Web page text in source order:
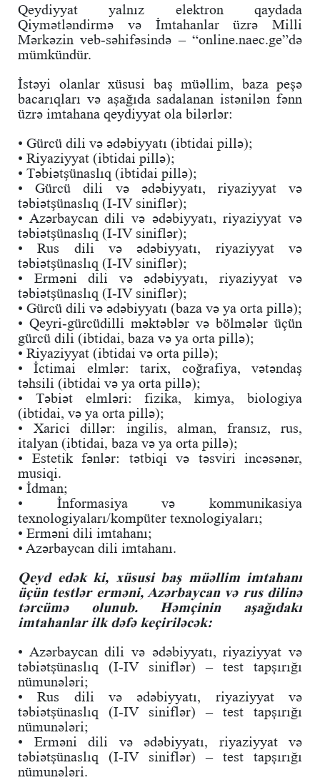
Qeydiyyat yalnız elektron qaydada
Qiymətləndirmə və İmtahanlar üzrə Milli
Mərkəzin veb-səhifəsində – “online.naec.ge”də
mümkündür.
İstəyi olanlar xüsusi baş müəllim, baza peşə
bacarıqları və aşağıda sadalanan istənilən fənn
üzrə imtahana qeydiyyat ola bilərlər:
• Gürcü dili və ədəbiyyatı (ibtidai pillə);
• Riyaziyyat (ibtidai pillə);
• Təbiətşünaslıq (ibtidai pillə);
• Gürcü dili və ədəbiyyatı, riyaziyyat və
təbiətşünaslıq (I-IV siniflər);
• Azərbaycan dili və ədəbiyyatı, riyaziyyat və
təbiətşünaslıq (I-IV siniflər);
• Rus dili və ədəbiyyatı, riyaziyyat və
təbiətşünaslıq (I-IV siniflər);
• Erməni dili və ədəbiyyatı, riyaziyyat və
təbiətşünaslıq (I-IV siniflər);
• Gürcü dili və ədəbiyyatı (baza və ya orta pillə);
• Qeyri-gürcüdilli məktəblər və bölmələr üçün
gürcü dili (ibtidai, baza və ya orta pillə);
• Riyaziyyat (ibtidai və orta pillə);
• İctimai elmlər: tarix, coğrafiya, vətəndaş
təhsili (ibtidai və ya orta pillə);
• Təbiət elmləri: fizika, kimya, biologiya
(ibtidai, və ya orta pillə);
• Xarici dillər: ingilis, alman, fransız, rus,
italyan (ibtidai, baza və ya orta pillə);
• Estetik fənlər: tətbiqi və təsviri incəsənər,
musiqi.
• İdman;
• İnformasiya və kommunikasiya
texnologiyaları/kompüter texnologiyaları;
• Erməni dili imtahanı;
• Azərbaycan dili imtahanı.
Qeyd edək ki, xüsusi baş müəllim imtahanı
üçün testlər erməni, Azərbaycan və rus dilinə
tərcümə olunub. Həmçinin aşağıdakı
imtahanlar ilk dəfə keçiriləcək:
• Azərbaycan dili və ədəbiyyatı, riyaziyyat və
təbiətşünaslıq (I-IV siniflər) – test tapşırığı
nümunələri;
• Rus dili və ədəbiyyatı, riyaziyyat və
təbiətşünaslıq (I-IV siniflər) – test tapşırığı
nümunələri;
• Erməni dili və ədəbiyyatı, riyaziyyat və
təbiətşünaslıq (I-IV siniflər) – test tapşırığı
nümunələri.